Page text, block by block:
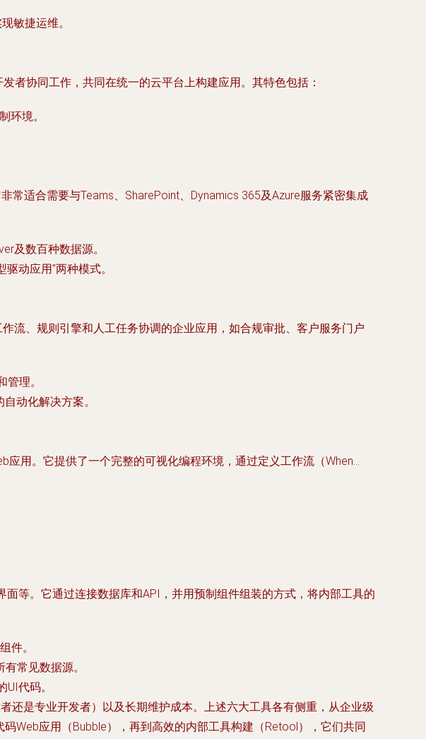
敏捷运维。
者协同工作，共同在统一的云平台上构建应用。其特色包括：
环境。
适合需要与Teams、SharePoint、Dynamics 365及Azure服务紧密集成
及数百种数据源。
动应用”两种模式。
流、规则引擎和人工任务协调的企业应用，如合规审批、客户服务门户
理。
动化解决方案。
应用。它提供了一个完整的可视化编程环境，通过定义工作流（When…
等。它通过连接数据库和API，并用预制组件组装的方式，将内部工具的
件。
常见数据源。
代码。
还是专业开发者）以及长期维护成本。上述六大工具各有侧重，从企业级
Web应用（Bubble），再到高效的内部工具构建（Retool），它们共同